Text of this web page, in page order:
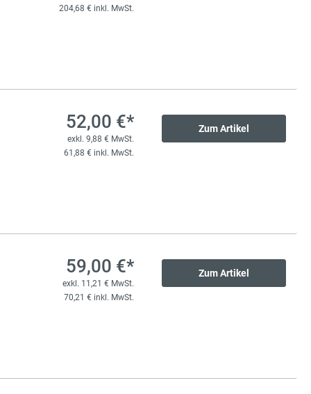
204,68 € inkl. MwSt.
52,00 €*
exkl. 9,88 € MwSt.
61,88 € inkl. MwSt.
Zum Artikel
59,00 €*
exkl. 11,21 € MwSt.
70,21 € inkl. MwSt.
Zum Artikel